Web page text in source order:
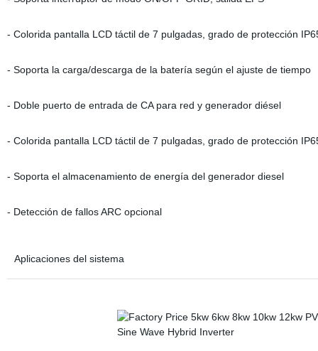
- Colorida pantalla LCD táctil de 7 pulgadas, grado de protección
- Soporta la carga/descarga de la batería según el ajuste de tiempo
- Doble puerto de entrada de CA para red y generador diésel
- Colorida pantalla LCD táctil de 7 pulgadas, grado de protección
- Soporta el almacenamiento de energía del generador diesel
- Detección de fallos ARC opcional
Aplicaciones del sistema